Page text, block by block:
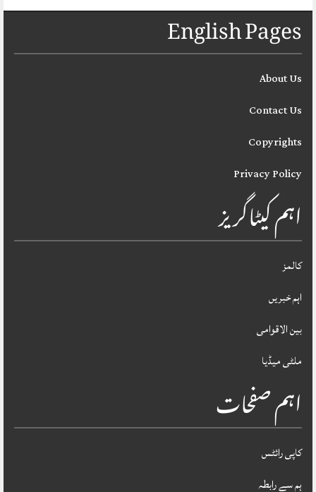
English Pages
About Us
Contact Us
Copyrights
Privacy Policy
اہم کیٹاگریز
کالمز
اہم خبریں
بین الاقوامی
ملٹی میڈیا
اہم صفحات
کاپی رائٹس
ہم سے رابطہ